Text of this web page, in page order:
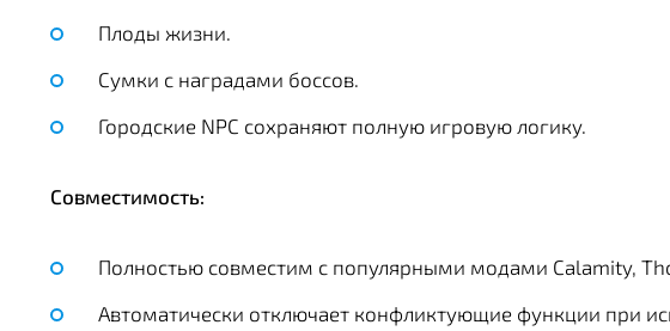
Плоды жизни.
Сумки с наградами боссов.
Городские NPC сохраняют полную игровую логику.
Совместимость:
Полностью совместим с популярными модами Calamity,
Автоматически отключает конфликтующие функции при